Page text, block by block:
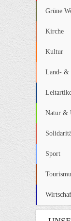
Grüne
Kirche
Kultur
Land- &
Natur &
Sport